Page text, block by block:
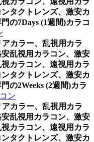
タクトレンズ、激安カ
の7Days (1週間)カラコ
カラー、乱視用カラ
乱視用カラコン、激安
カラコン、遠視用カラ
タクトレンズ、激安カ
の2Weeks (2週間)カラ
ン
カラー、乱視用カラ
乱視用カラコン、激安
カラコン、遠視用カラ
タクトレンズ、激安カ